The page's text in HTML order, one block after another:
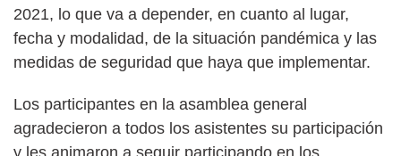
2021, lo que va a depender, en cuanto al lugar,
fecha y modalidad, de la situación pandémica y las
medidas de seguridad que haya que implementar.
Los participantes en la asamblea general
agradecieron a todos los asistentes su participación
y les animaron a seguir participando en los